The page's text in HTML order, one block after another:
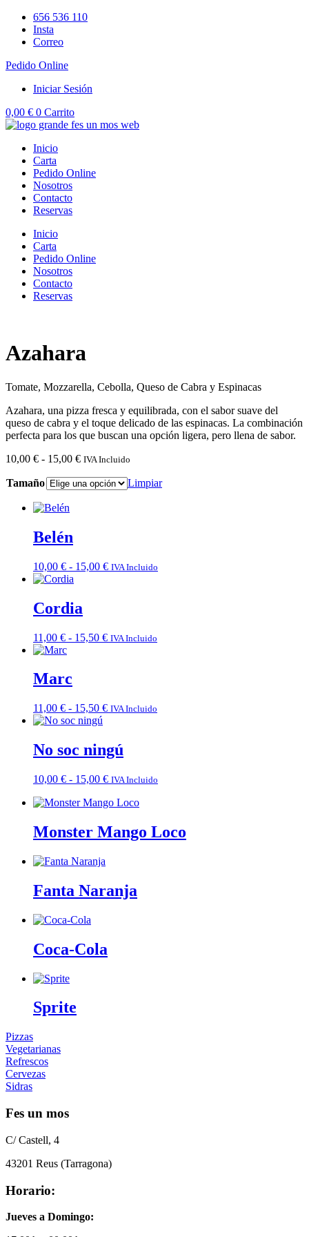
contenido
656 536 110
Insta
Correo
Pedido Online
Iniciar Sesión
0,00 € 0 Carrito
Inicio
Carta
Pedido Online
Nosotros
Contacto
Reservas
Inicio
Carta
Pedido Online
Nosotros
Contacto
Reservas
Azahara
Tomate, Mozzarella, Cebolla, Queso de Cabra y Espinacas
Azahara, una pizza fresca y equilibrada, con el sabor suave del
queso de cabra y el toque delicado de las espinacas. La combinación
perfecta para los que buscan una opción ligera, pero llena de sabor.
10,00 € - 15,00 €Rango
precios:
IVA Incluido
Tamaño Limpiar
Belén
10,00 € - 15,00 €Rango
15,00 €
IVA Incluido
Cordia
11,00 € - 15,50 €Rango
15,50 €
IVA Incluido
Marc
11,00 € - 15,50 €Rango
desde
11,00 €
15,50 €
IVA Incluido
No soc ningú
10,00 € - 15,00 €Rango
precios:
10,00 €
hasta
IVA Incluido
Monster Mango Loco
Fanta Naranja
Coca-Cola
Sprite
Pizzas
Vegetarianas
Refrescos
Cervezas
Sidras
Fes un mos
C/ Castell, 4
43201 Reus (Tarragona)
Horario:
Jueves a Domingo: